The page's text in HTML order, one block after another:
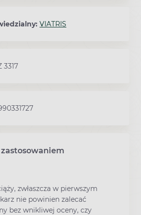
VIATRIS
3317
zwłaszcza w pierwszym
nie powinien zalecać
bez wnikliwej oceny, czy